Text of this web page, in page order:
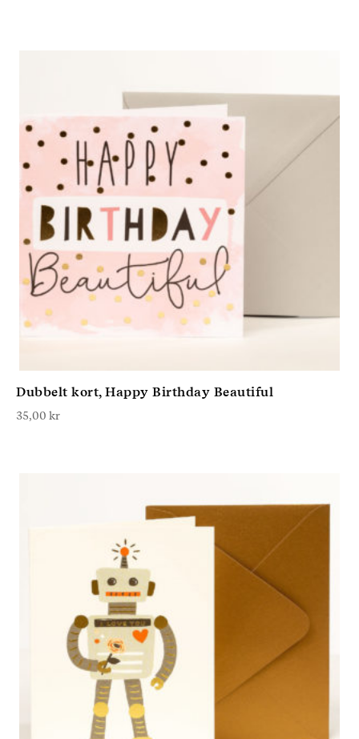
Dubbelt kort, Happy Birthday Beautiful
35,00 kr